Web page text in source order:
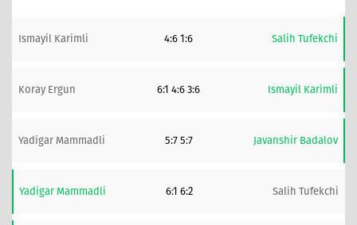
Ismayil Karimli 4:6 1:6 Salih Tufekchi
Koray Ergun 6:1 4:6 3:6 Ismayil Karimli
Yadigar Mammadli 5:7 5:7 Javanshir Badalov
Yadigar Mammadli 6:1 6:2 Salih Tufekchi